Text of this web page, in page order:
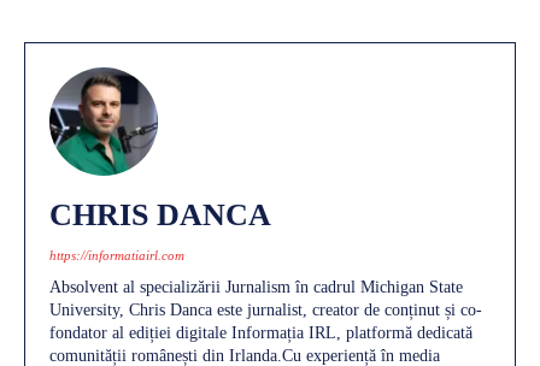
CHRIS DANCA
https://informatiairl.com
Absolvent al specializării Jurnalism în cadrul Michigan State
University, Chris Danca este jurnalist, creator de conținut și co-
fondator al ediției digitale Informația IRL, platformă dedicată
comunității românești din Irlanda.Cu experiență în media